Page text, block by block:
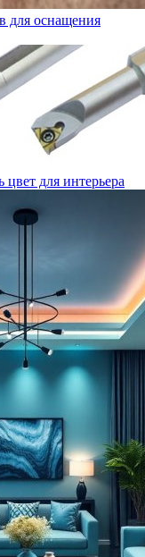
для оснащения
для интерьера